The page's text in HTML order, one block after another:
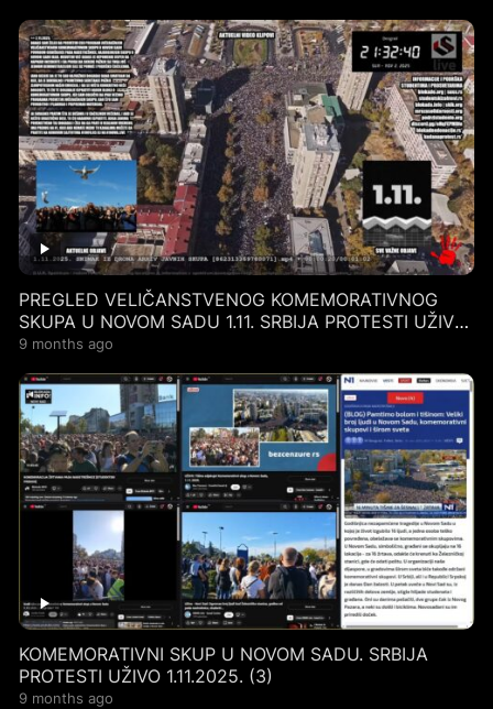
PREGLED VELIČANSTVENOG KOMEMORATIVNOG
SKUPA U NOVOM SADU 1.11. SRBIJA PROTESTI UŽIVO
2.11.2025.
9 months ago
KOMEMORATIVNI SKUP U NOVOM SADU. SRBIJA
PROTESTI UŽIVO 1.11.2025. (3)
9 months ago